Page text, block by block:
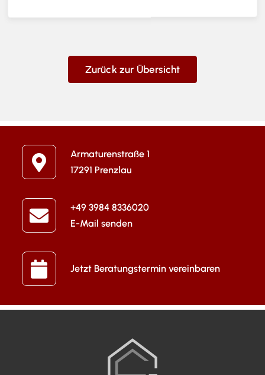
Zurück zur Übersicht
Armaturenstraße 1
17291 Prenzlau
+49 3984 8336020
E-Mail senden
Jetzt Beratungstermin vereinbaren